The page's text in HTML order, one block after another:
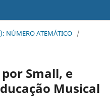
NÚMERO ATEMÁTICO /
Small, e
Musical